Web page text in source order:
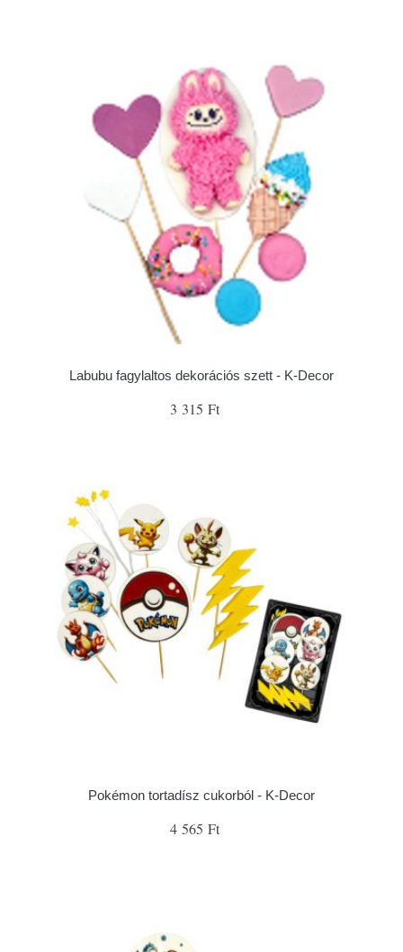
Labubu fagylaltos dekorációs szett - K-Decor
3 315 Ft
Pokémon tortadísz cukorból - K-Decor
4 565 Ft